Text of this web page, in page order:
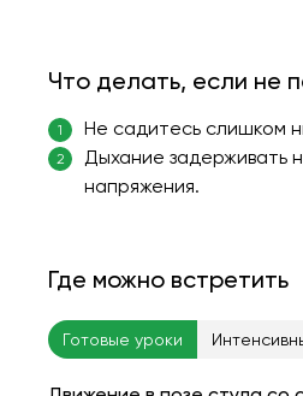
Что делать, если не
1 Не садитесь слишком
2
Дыхание задерживать
напряжения.
Где можно встретить
Готовые уроки